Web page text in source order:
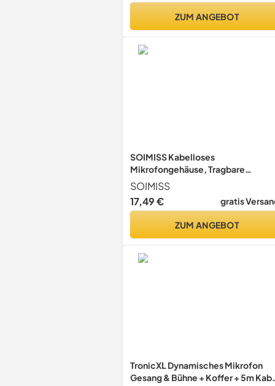
ZUM ANGEBOT
SOIMISS Kabelloses
Mikrofongehäuse, Tragbare
Mikrofon Tasche – Schutzkoffer für
drahtlose Mikrofone – Für Musiker
und Videografen – Reise und
SOIMISS
17,49 €
gratis
ZUM ANGEBOT
TronicXL Dynamisches Mikrofon
Gesang & Bühne + Koffer + 5m